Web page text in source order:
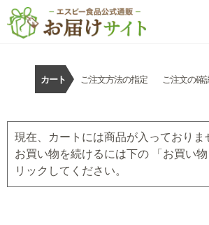
カート ご注文方法の指定 ご注文の確
現在、カートには商品が入っておりま
お買い物を続けるには下の 「お買い
リックしてください。